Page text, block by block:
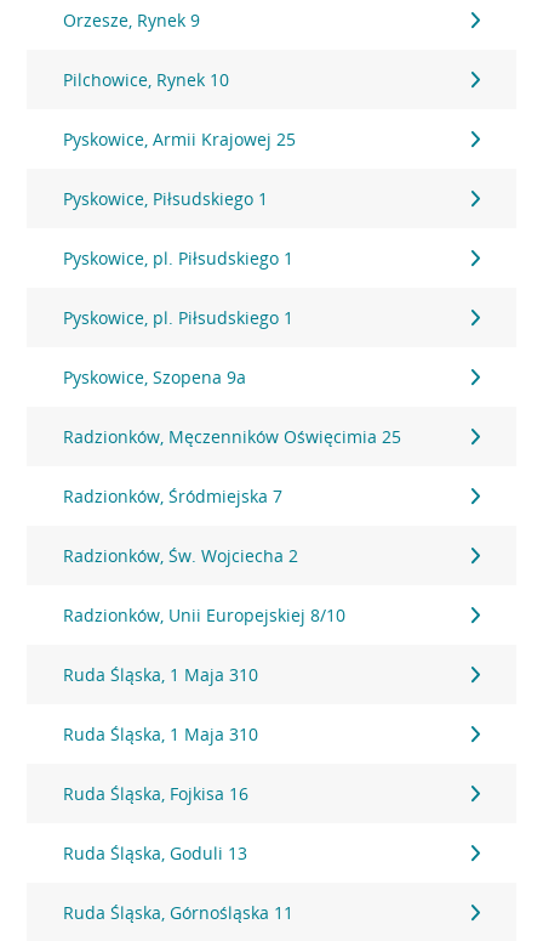
Orzesze, Rynek 9
Pilchowice, Rynek 10
Pyskowice, Armii Krajowej 25
Pyskowice, Piłsudskiego 1
Pyskowice, pl. Piłsudskiego 1
Pyskowice, pl. Piłsudskiego 1
Pyskowice, Szopena 9a
Radzionków, Męczenników Oświęcimia 25
Radzionków, Śródmiejska 7
Radzionków, Św. Wojciecha 2
Radzionków, Unii Europejskiej 8/10
Ruda Śląska, 1 Maja 310
Ruda Śląska, 1 Maja 310
Ruda Śląska, Fojkisa 16
Ruda Śląska, Goduli 13
Ruda Śląska, Górnośląska 11